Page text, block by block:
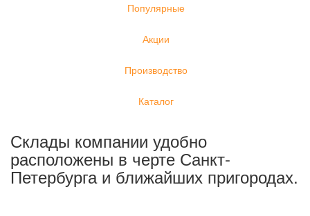
Популярные
Акции
Производство
Каталог
Склады компании удобно
расположены в черте Санкт-
Петербурга и ближайших пригородах.